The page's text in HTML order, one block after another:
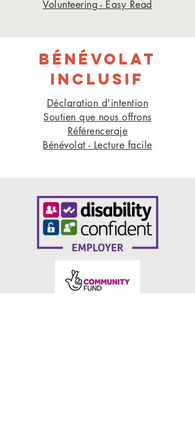
Volunteering - Easy Read
BÉNÉVOLAT
INCLUSIF
Déclaration d'intention
Soutien que nous offrons
Référenceraje
Bénévolat - Lecture facile